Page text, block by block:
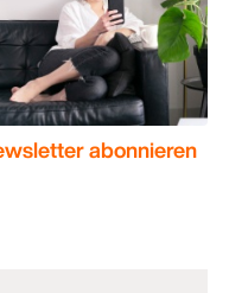
abonnieren